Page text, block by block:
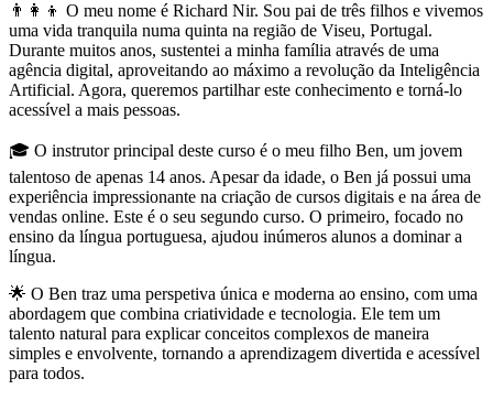
👨‍👩‍👦 O meu nome é Richard Nir. Sou pai de três filhos e vivemos
uma vida tranquila numa quinta na região de Viseu, Portugal.
Durante muitos anos, sustentei a minha família através de uma
agência digital, aproveitando ao máximo a revolução da Inteligência
Artificial. Agora, queremos partilhar este conhecimento e torná-lo
acessível a mais pessoas.
🎓 O instrutor principal deste curso é o meu filho Ben, um jovem
talentoso de apenas 14 anos. Apesar da idade, o Ben já possui uma
experiência impressionante na criação de cursos digitais e na área de
vendas online. Este é o seu segundo curso. O primeiro, focado no
ensino da língua portuguesa, ajudou inúmeros alunos a dominar a
língua.
🌟 O Ben traz uma perspetiva única e moderna ao ensino, com uma
abordagem que combina criatividade e tecnologia. Ele tem um
talento natural para explicar conceitos complexos de maneira
simples e envolvente, tornando a aprendizagem divertida e acessível
para todos.